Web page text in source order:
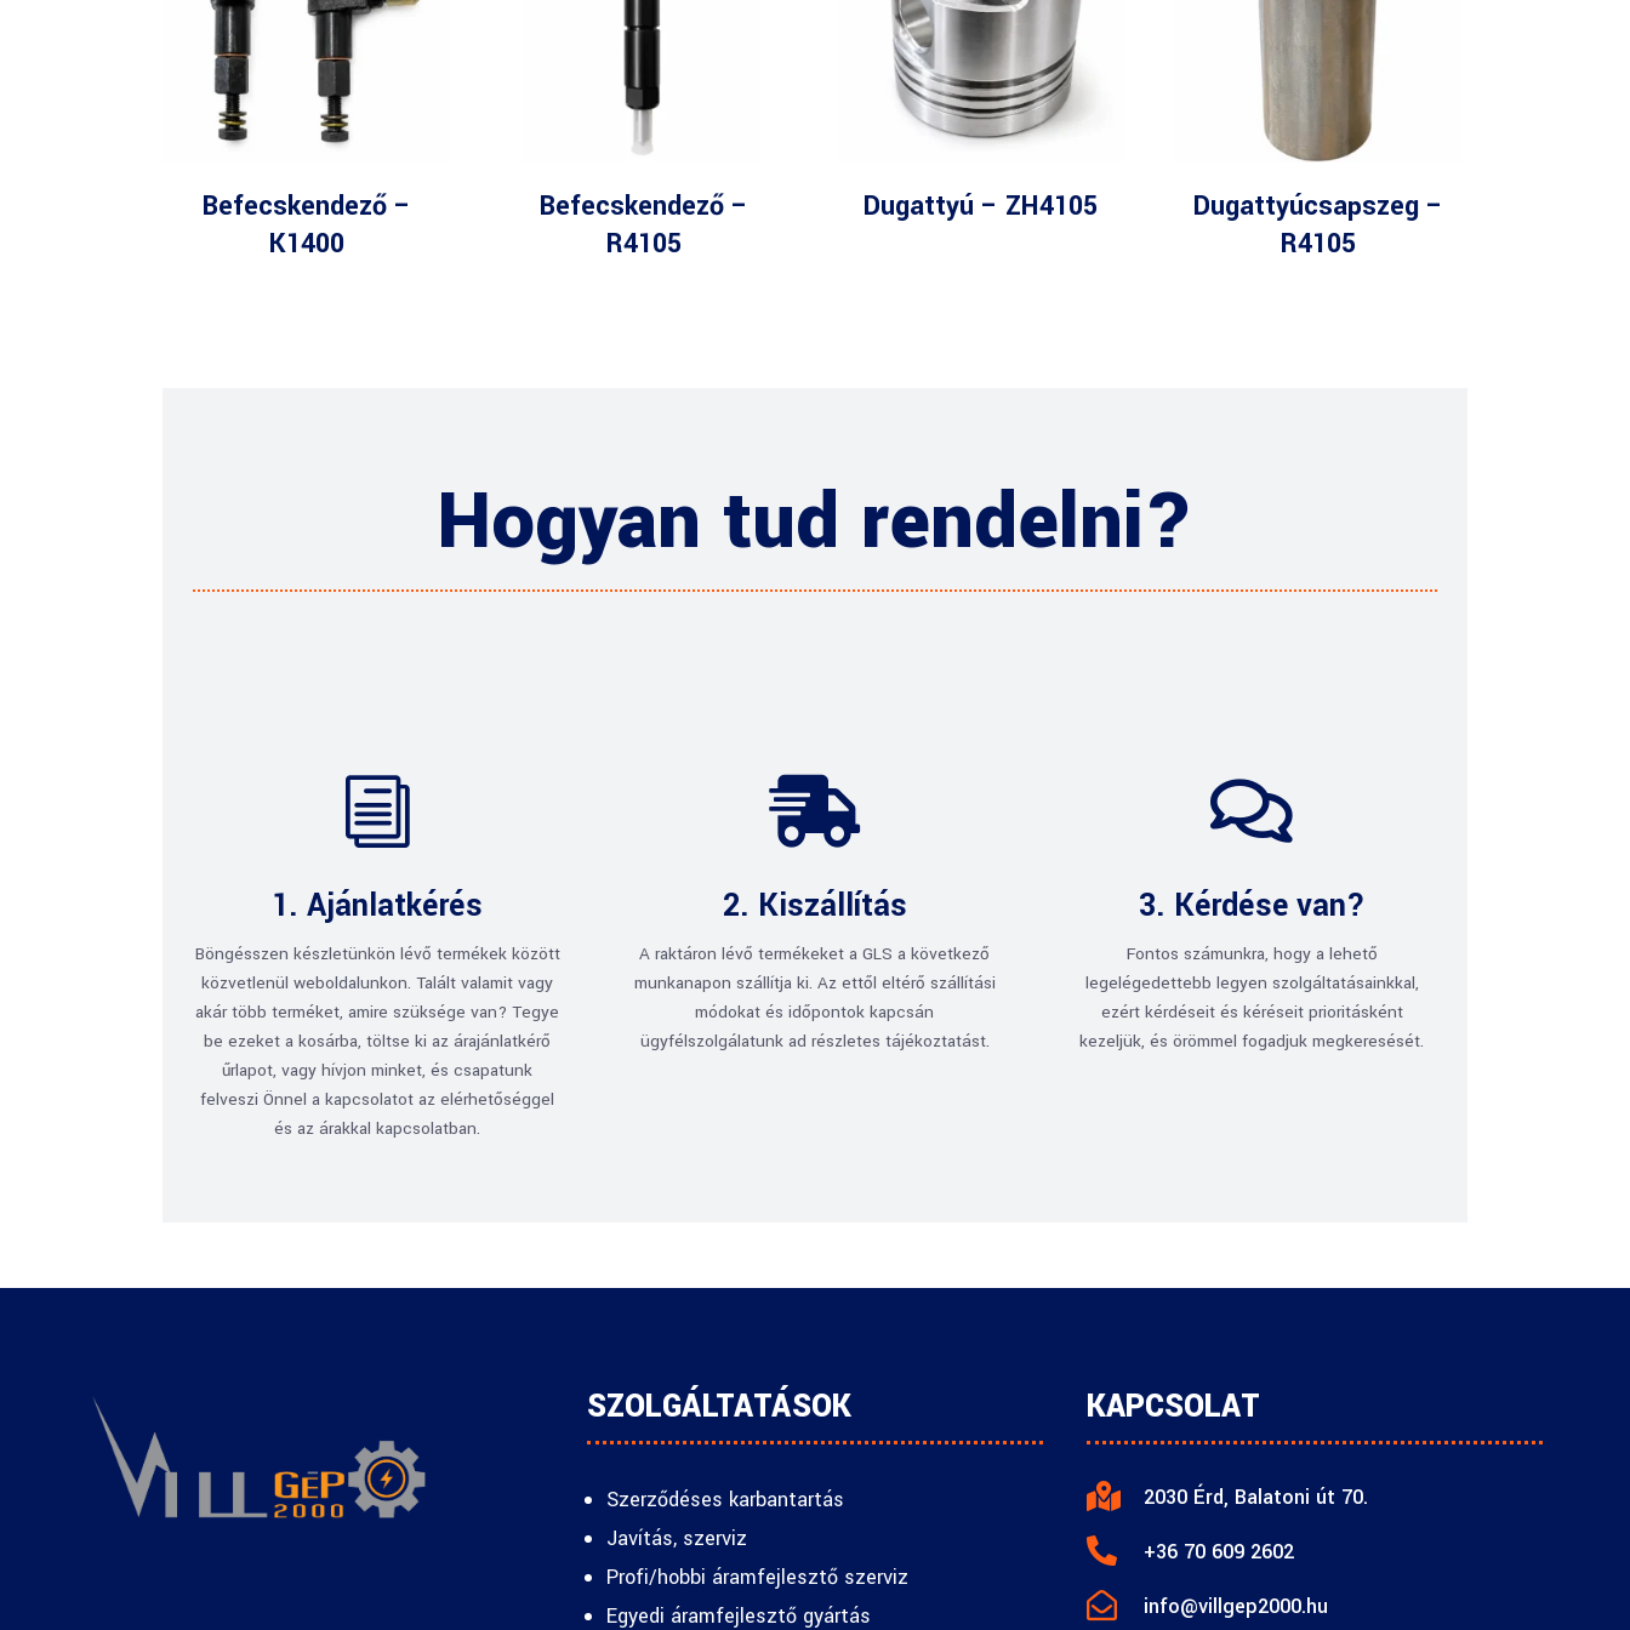
Befecskendező –
K1400
Befecskendező –
R4105
Dugattyú – ZH4105
Dugattyúcsapszeg –
R4105
Hogyan tud rendelni?
i
1. Ajánlatkérés
Böngésszen készletünkön lévő termékek között
közvetlenül weboldalunkon. Talált valamit vagy
akár több terméket, amire szüksége van? Tegye
be ezeket a kosárba, töltse ki az árajánlatkérő
űrlapot, vagy hívjon minket, és csapatunk
felveszi Önnel a kapcsolatot az elérhetőséggel
és az árakkal kapcsolatban.

2. Kiszállítás
A raktáron lévő termékeket a GLS a következő
munkanapon szállítja ki. Az ettől eltérő szállítási
módokat és időpontok kapcsán
ügyfélszolgálatunk ad részletes tájékoztatást.

3. Kérdése van?
Fontos számunkra, hogy a lehető
legelégedettebb legyen szolgáltatásainkkal,
ezért kérdéseit és kéréseit prioritásként
kezeljük, és örömmel fogadjuk megkeresését.
SZOLGÁLTATÁSOK
Szerződéses karbantartás
Javítás, szerviz
Profi/hobbi áramfejlesztő szerviz
Egyedi áramfejlesztő gyártás
KAPCSOLAT
 2030 Érd, Balatoni út 70.
 +36 70 609 2602
 info@villgep2000.hu